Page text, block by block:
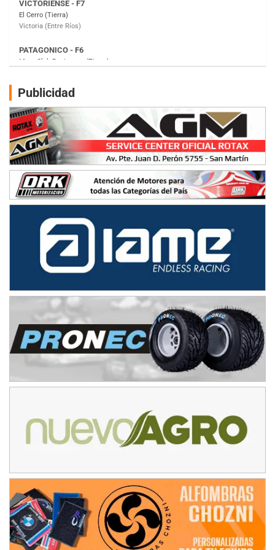
Moto Club Reginense (Tierra)
Gral. E. Godoy (Río Negro)
Juventud Unida (Tierra)
Humboldt (Santa Fe)
Ciudad de Avellaneda (Asfalto)
Avellaneda (Santa Fe)
SUR SANTAFESINO - F4
José Samuel Sánchez (Tierra)
Rufino (Santa Fe)
TUCUMANO - F5
Juan Navarro (Asfalto)
El Timbó (Tucumán)
COBERTURA ESPECIAL DE E-KART.COM.AR
08/09-AGO
IAME SERIES ARGENTINA 6
Ramiro Tot (Asfalto)
Ciudad de Trenque Lauquen (Asfalto)
Trenque Lauquen (Buenos Aires)
ENTRERRIANO - F6 (POSTERGADA)
Parque de la Velocidad (Asfalto)
Victoria (Entre Ríos)
PATAGONICO - F6
CSK - F7
Juventud Unida (Tierra)
Humboldt (Santa Fe)
NORESTE SANTAFESINO - F6
Publicidad